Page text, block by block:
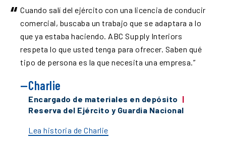
“ Cuando salí del ejército con una licencia de conducir
comercial, buscaba un trabajo que se adaptara a lo
que ya estaba haciendo. ABC Supply Interiors
respeta lo que usted tenga para ofrecer. Saben qué
tipo de persona es la que necesita una empresa.”
Charlie
Encargado de materiales en depósito |
Reserva del Ejército y Guardia Nacional
Lea historia de Charlie